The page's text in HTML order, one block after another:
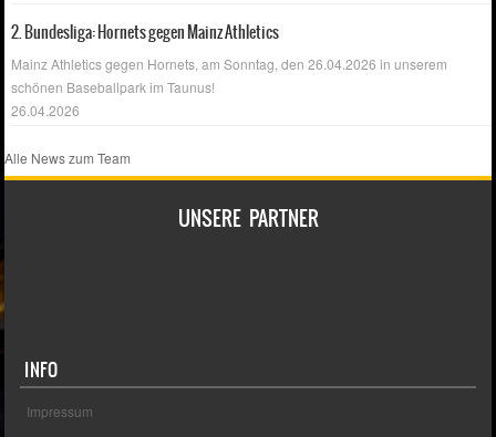
2. Bundesliga: Hornets gegen Mainz Athletics
Mainz Athletics gegen Hornets, am Sonntag, den 26.04.2026 in unserem
schönen Baseballpark im Taunus!
26.04.2026
Alle News zum Team
UNSERE PARTNER
INFO
Impressum